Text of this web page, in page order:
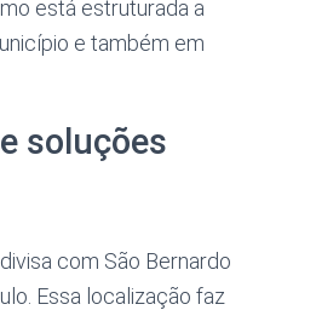
está estruturada a
e também em
soluções
com São Bernardo
Essa localização faz